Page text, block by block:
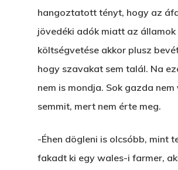
hangoztatott tényt, hogy az
jövedéki adók miatt az államok
költségvetése akkor plusz
hogy szavakat sem talál. Na
nem is mondja. Sok gazda
semmit, mert nem érte meg.
-Éhen dögleni is olcsóbb, mint
fakadt ki egy wales-i farmer,